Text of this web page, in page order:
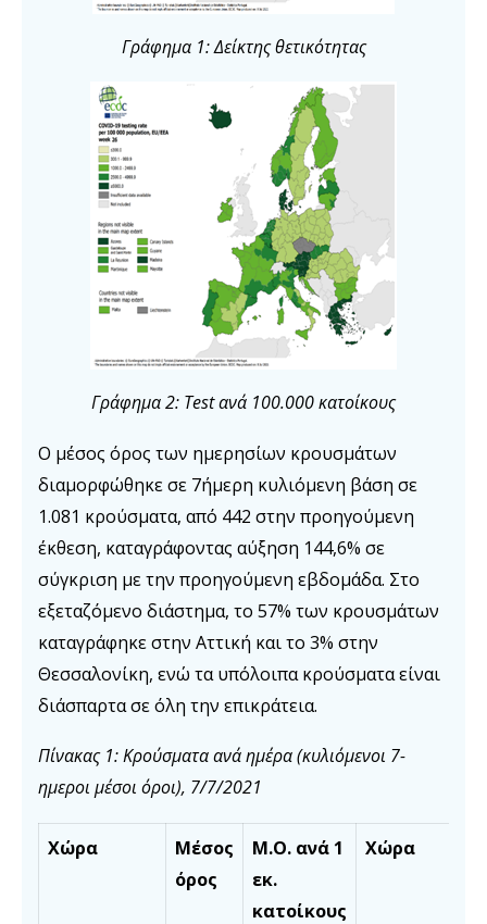
Γράφημα 1: Δείκτης θετικότητας
Γράφημα 2: Test ανά 100.000 κατοίκους
Ο μέσος όρος των ημερησίων κρουσμάτων
διαμορφώθηκε σε 7ήμερη κυλιόμενη βάση σε
1.081 κρούσματα, από 442 στην προηγούμενη
έκθεση, καταγράφοντας αύξηση 144,6% σε
σύγκριση με την προηγούμενη εβδομάδα. Στο
εξεταζόμενο διάστημα, το 57% των κρουσμάτων
καταγράφηκε στην Αττική και το 3% στην
Θεσσαλονίκη, ενώ τα υπόλοιπα κρούσματα είναι
διάσπαρτα σε όλη την επικράτεια.
Πίνακας 1: Κρούσματα ανά ημέρα (κυλιόμενοι 7-
ημεροι μέσοι όροι), 7/7/2021
Χώρα
Μέσος
όρος
Μ.Ο. ανά 1
εκ.
κατοίκους
Χώρα